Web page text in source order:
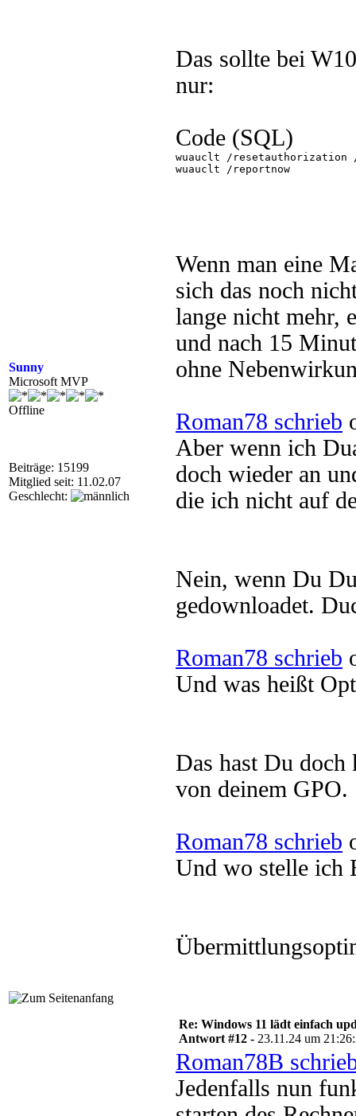
Sunny
Microsoft MVP
Offline
Beiträge: 15199
Mitglied seit: 11.02.07
Geschlecht:
Das sollte bei
nur:
Code (SQL)
wuauclt /resetauthorization /
wuauclt /reportnow
Wenn man eine
sich das noch
lange nicht mehr,
und nach 15
ohne
Roman78 schrieb
Aber wenn ich
doch wieder an
die ich nicht auf
Nein, wenn Du
gedownloadet.
Roman78 schrieb
Und was heißt
Das hast Du
von deinem GPO.
Roman78 schrieb
Und wo stelle ich
Re: Windows 11 lädt einfach
Antwort #12 - 23.11.24 um
Roman78B
Jedenfalls nun